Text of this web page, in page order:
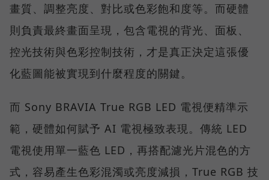
畫質、調整亮度、對比或色彩飽和度等。而硬體
則負責最終畫面呈現，包含電視的背光、面板、
控光技術與色彩控制技術，才是真正決定這張優
化藍圖能被實現到什麼程度的關鍵。
而 Sony BRAVIA True RGB LED 電視便精準示
範，硬體如何賦予 AI 電視極致表現。傳統 LED
電視使用單一藍色 LED，再搭配濾光片混色的方
式，容易產生色彩混濁或亮度減損，True RGB 技